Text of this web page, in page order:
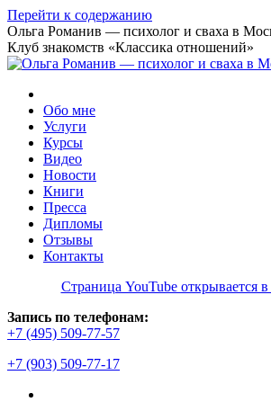
Перейти к содержанию
Ольга Романив — психолог и сваха в
Клуб знакомств «Классика отношений»
Обо мне
Услуги
Курсы
Видео
Новости
Книги
Пресса
Дипломы
Отзывы
Контакты
Страница YouTube открывается
Запись по телефонам:
+7 (495) 509-77-57
+7 (903) 509-77-17